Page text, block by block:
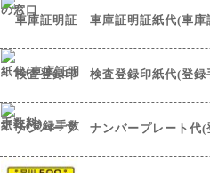
車庫証明証紙代(車庫
検査登録印紙代(登録
ナンバープレート代(